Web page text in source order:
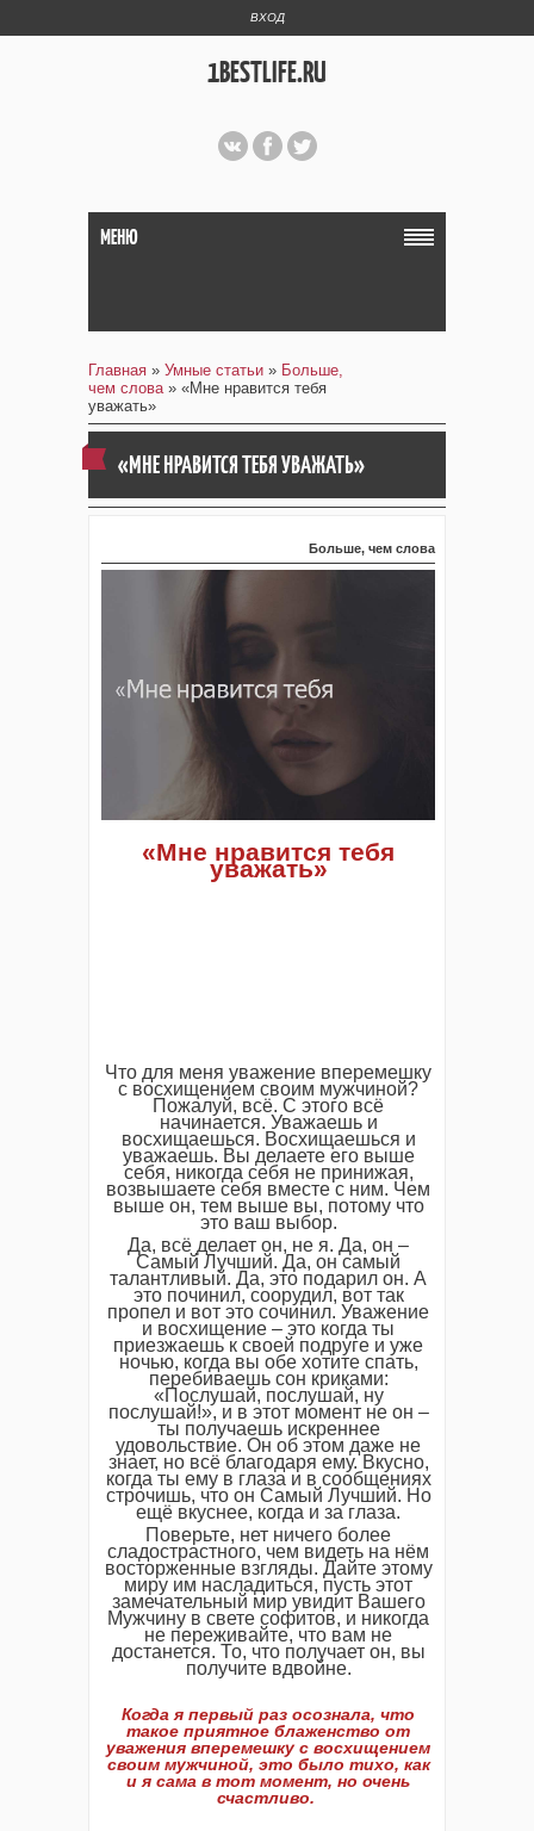
ВХОД
1BESTLIFE.RU
МЕНЮ
Главная » Умные статьи » Больше,
чем слова» «Мне нравится тебя
уважать»
«МНЕ НРАВИТСЯ ТЕБЯ УВАЖАТЬ»
Больше, чем слова
«Мне нравится тебя
уважать»
Что для меня уважение вперемешку
с восхищением своим мужчиной?
Пожалуй, всё. С этого всё
начинается. Уважаешь и
восхищаешься. Восхищаешься и
уважаешь. Вы делаете его выше
себя, никогда себя не принижая,
возвышаете себя вместе с ним. Чем
выше он, тем выше вы, потому что
это ваш выбор.
Да, всё делает он, не я. Да, он –
Самый Лучший. Да, он самый
талантливый. Да, это подарил он. А
это починил, соорудил, вот так
пропел и вот это сочинил. Уважение
и восхищение – это когда ты
приезжаешь к своей подруге и уже
ночью, когда вы обе хотите спать,
перебиваешь сон криками:
«Послушай, послушай, ну
послушай!», и в этот момент не он –
ты получаешь искреннее
удовольствие. Он об этом даже не
знает, но всё благодаря ему. Вкусно,
когда ты ему в глаза и в сообщениях
строчишь, что он Самый Лучший. Но
ещё вкуснее, когда и за глаза.
Поверьте, нет ничего более
сладострастного, чем видеть на нём
восторженные взгляды. Дайте этому
миру им насладиться, пусть этот
замечательный мир увидит Вашего
Мужчину в свете софитов, и никогда
не переживайте, что вам не
достанется. То, что получает он, вы
получите вдвойне.
Когда я первый раз осознала, что
такое приятное блаженство от
уважения вперемешку с восхищением
своим мужчиной, это было тихо, как
и я сама в тот момент, но очень
счастливо.